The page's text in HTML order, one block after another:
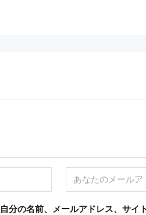
分の名前、メールアドレス、サイ